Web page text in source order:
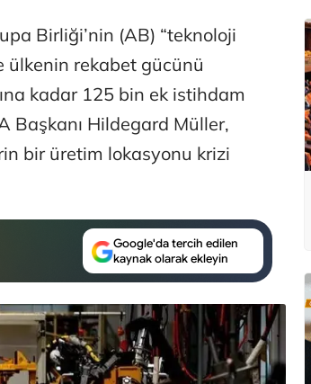
Birliği’nin (AB) “teknoloji
ülkenin rekabet gücünü
kadar 125 bin ek istihdam
Başkanı Hildegard Müller,
bir üretim lokasyonu krizi
Google'da tercih edilen
kaynak olarak ekleyin